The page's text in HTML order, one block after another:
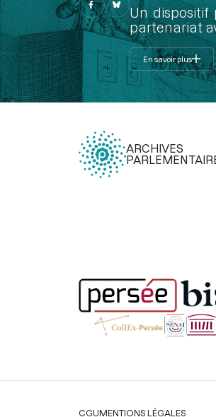
Un dispositif
partenariat
En savoir plus
ARCHIVES
Légal
CGUMENTIONS LÉGALES